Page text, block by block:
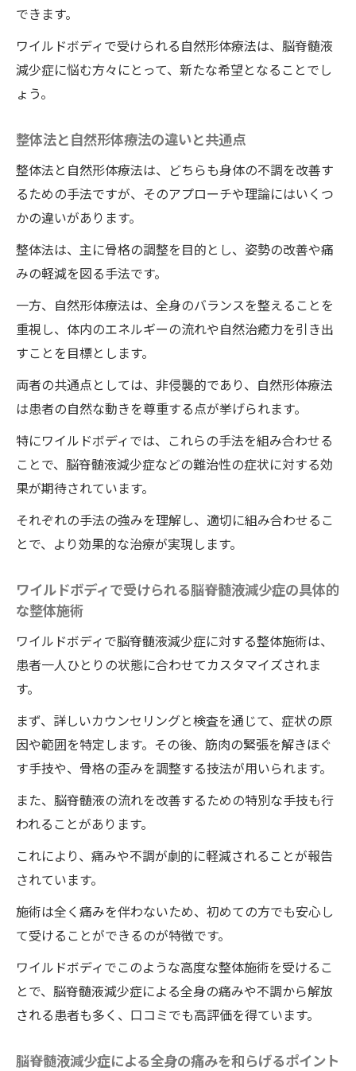
人体科学的根拠に基づく自然形体療法の有
効性
ワイルドボディの整体で全身の痛みを和らげる
全身の痛みと脳脊髄液減少症の関連性
痛みの原因を探る：ワイルドボディの整体
筋肉と関節の調整による痛みの軽減メカニ
自然形体療法によるリハビリとメンテナン
ス
痛みの緩和におけるワイルドボディの整体
の即効性と持続性
長期的な健康維持をサポートする整体法
ワイルドボディの整体法で脳脊髄液減少症患者
が元気を取り戻す
治療前後の変化について
患者の成功事例集
回復のための心のケア
再発防止のためのアドバイス
と定期メンテナンス
独自技術の開発者インタビュー
治療効果の人体科学的根拠
ワイルドボディの歴史と理念
最新の技術と設備
整体の重要性とは
なぜワイルドボディの整体が脳脊髄液減少
症に有効なのか
ワイルドボディの整体による脳脊髄液の流
れをサポートする方法
できます。
ワイルドボディで受けられる自然形体療法は、脳脊髄液
減少症に悩む方々にとって、新たな希望となることでし
ょう。
整体法と自然形体療法の違いと共通点
整体法と自然形体療法は、どちらも身体の不調を改善す
るための手法ですが、そのアプローチや理論にはいくつ
かの違いがあります。
整体法は、主に骨格の調整を目的とし、姿勢の改善や痛
みの軽減を図る手法です。
一方、自然形体療法は、全身のバランスを整えることを
重視し、体内のエネルギーの流れや自然治癒力を引き出
すことを目標とします。
両者の共通点としては、非侵襲的であり、自然形体療法
は患者の自然な動きを尊重する点が挙げられます。
特にワイルドボディでは、これらの手法を組み合わせる
ことで、脳脊髄液減少症などの難治性の症状に対する効
果が期待されています。
それぞれの手法の強みを理解し、適切に組み合わせるこ
とで、より効果的な治療が実現します。
ワイルドボディで受けられる脳脊髄液減少症の具体的
な整体施術
ワイルドボディで脳脊髄液減少症に対する整体施術は、
患者一人ひとりの状態に合わせてカスタマイズされま
す。
まず、詳しいカウンセリングと検査を通じて、症状の原
因や範囲を特定します。その後、筋肉の緊張を解きほぐ
す手技や、骨格の歪みを調整する技法が用いられます。
また、脳脊髄液の流れを改善するための特別な手技も行
われることがあります。
これにより、痛みや不調が劇的に軽減されることが報告
されています。
施術は全く痛みを伴わないため、初めての方でも安心し
て受けることができるのが特徴です。
ワイルドボディでこのような高度な整体施術を受けるこ
とで、脳脊髄液減少症による全身の痛みや不調から解放
される患者も多く、口コミでも高評価を得ています。
脳脊髄液減少症による全身の痛みを和らげるポイント